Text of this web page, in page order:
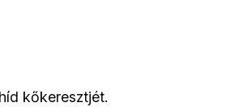
kőkeresztjét.